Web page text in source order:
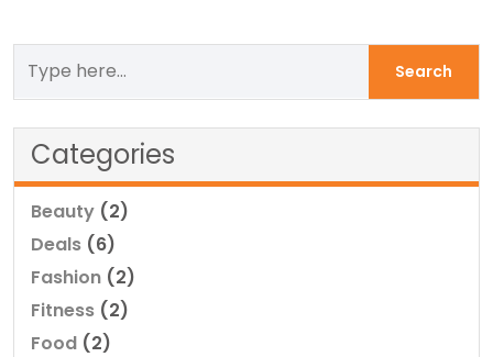
Categories
Beauty (2)
Deals (6)
Fashion (2)
Fitness (2)
Food (2)